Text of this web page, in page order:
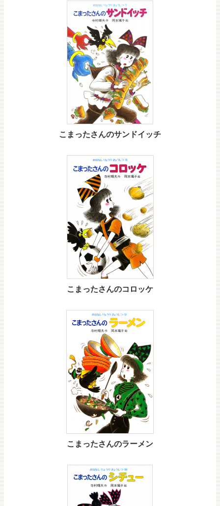
こまったさんのサンドイッチ
こまったさんのコロッケ
こまったさんのラーメン